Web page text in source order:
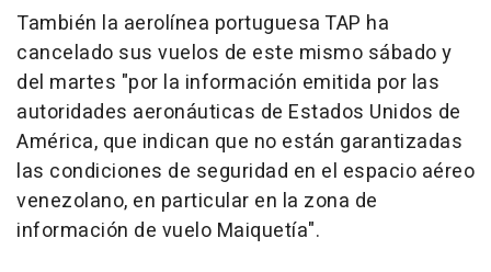
También la aerolínea portuguesa TAP ha
cancelado sus vuelos de este mismo sábado y
del martes "por la información emitida por las
autoridades aeronáuticas de Estados Unidos de
América, que indican que no están garantizadas
las condiciones de seguridad en el espacio aéreo
venezolano, en particular en la zona de
información de vuelo Maiquetía".